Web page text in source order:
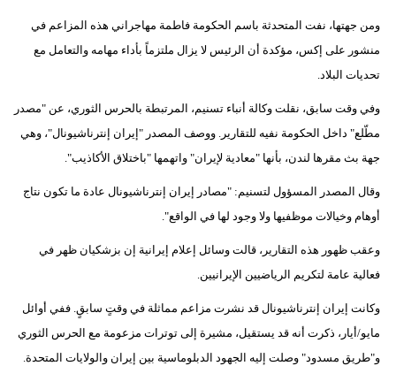
ومن جهتها، نفت المتحدثة باسم الحكومة فاطمة مهاجراني هذه المزاعم في
منشور على إكس، مؤكدة أن الرئيس لا يزال ملتزماً بأداء مهامه والتعامل مع
تحديات البلاد.
وفي وقت سابق، نقلت وكالة أنباء تسنيم، المرتبطة بالحرس الثوري، عن "مصدر
مطّلع" داخل الحكومة نفيه للتقارير. ووصف المصدر "إيران إنترناشيونال"، وهي
جهة بث مقرها لندن، بأنها "معادية لإيران" واتهمها "باختلاق الأكاذيب".
وقال المصدر المسؤول لتسنيم: "مصادر إيران إنترناشيونال عادة ما تكون نتاج
أوهام وخيالات موظفيها ولا وجود لها في الواقع".
وعقب ظهور هذه التقارير، قالت وسائل إعلام إيرانية إن بزشكيان ظهر في
فعالية عامة لتكريم الرياضيين الإيرانيين.
وكانت إيران إنترناشيونال قد نشرت مزاعم مماثلة في وقتٍ سابقٍ. ففي أوائل
مايو/أيار، ذكرت أنه قد يستقيل، مشيرة إلى توترات مزعومة مع الحرس الثوري
و"طريق مسدود" وصلت إليه الجهود الدبلوماسية بين إيران والولايات المتحدة.